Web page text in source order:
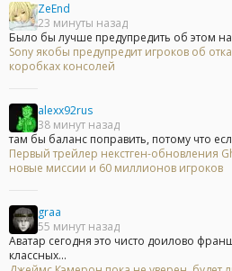
ZeEnd
23 минуты назад
Было бы лучше предупредить об этом
Sony якобы предупредит игроков об
коробках консолей
alexx92rus
38 минут назад
там бы баланс поправить, потому что
Первый трейлер некстген-обновления
новые миссии и 60 миллионов игроков
graa
55 минут назад
Аватар сегодня это чисто доилово
классных...